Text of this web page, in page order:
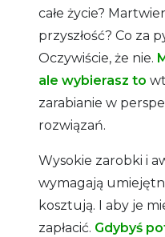
całe życie?
przyszłość? Co za
Oczywiście, że nie.
ale wybierasz to
zarabianie w
rozwiązań.
Wysokie zarobki i
wymagają
kosztują. I aby je
zapłacić. Gdybyś